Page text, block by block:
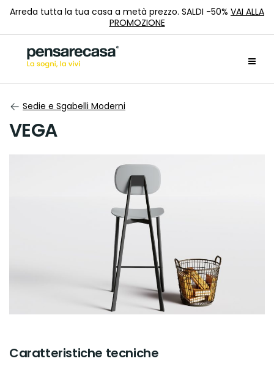
Arreda tutta la tua casa a metà prezzo. SALDI -50% VAI ALLA
PROMOZIONE
Sedie e Sgabelli Moderni
VEGA
Caratteristiche tecniche